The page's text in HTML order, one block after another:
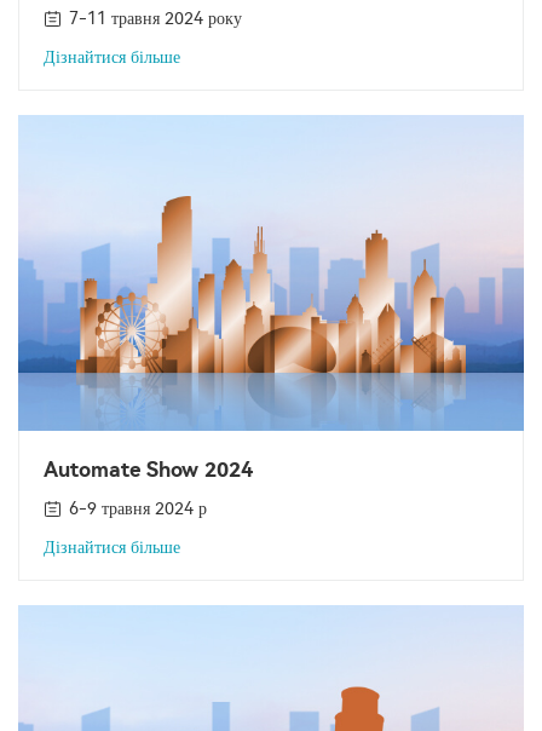
7-11 травня 2024 року
Дізнайтися більше
Automate Show 2024
6-9 травня 2024 р
Дізнайтися більше